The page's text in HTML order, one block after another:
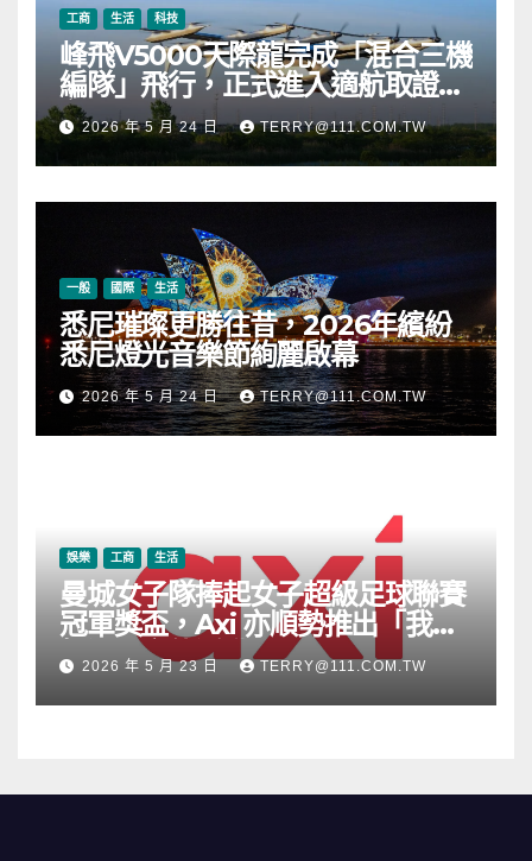
工商 生活 科技
峰飛V5000天際龍完成「混合三機
編隊」飛行，正式進入適航取證階
段2026 年 5 月 24 日 TERRY@111.COM.TW
一般 國際 生活
悉尼璀璨更勝往昔，2026年繽紛
悉尼燈光音樂節絢麗啟幕
2026 年 5 月 24 日 TERRY@111.COM.TW
娛樂 工商 生活
曼城女子隊捧起女子超級足球聯賽
冠軍獎盃，Axi 亦順勢推出「我的
根源」宣傳活動
2026 年 5 月 23 日 TERRY@111.COM.TW